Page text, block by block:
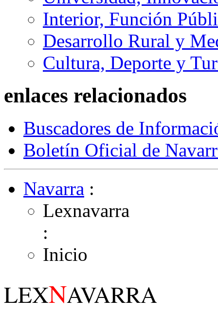
Interior, Función
Desarrollo Rural y
Cultura, Deporte y
enlaces relacionados
Buscadores de
Boletín Oficial de
Navarra :
Lexnavarra
:
Inicio
LEXNAVARRA